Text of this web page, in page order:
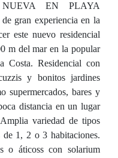
EN PLAYA
gran experiencia en la
este nuevo residencial
m del mar en la popular
Costa. Residencial con
y bonitos jardines
supermercados, bares y
distancia en un lugar
variedad de tipos
de 1, 2 o 3 habitaciones.
o áticoss con solarium